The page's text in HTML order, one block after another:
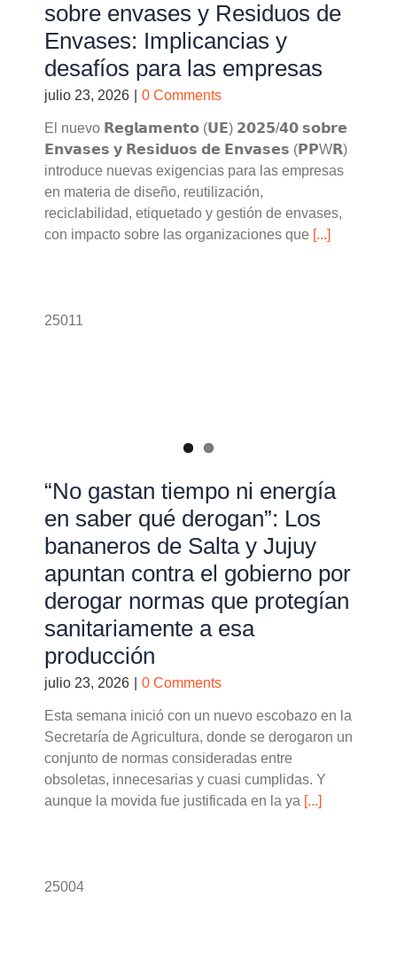
sobre envases y Residuos de
Envases: Implicancias y
desafíos para las empresas
julio 23, 2026 0 Comments
El nuevo 𝗥𝗲𝗴𝗹𝗮𝗺𝗲𝗻𝘁𝗼 (𝗨𝗘) 𝟮𝟬𝟮𝟱/𝟰𝟬 𝘀𝗼𝗯𝗿𝗲
𝗘𝗻𝘃𝗮𝘀𝗲𝘀 𝘆 𝗥𝗲𝘀𝗶𝗱𝘂𝗼𝘀 𝗱𝗲 𝗘𝗻𝘃𝗮𝘀𝗲𝘀 (𝗣𝗣W𝗥)
introduce nuevas exigencias para las empresas
en materia de diseño, reutilización,
reciclabilidad, etiquetado y gestión de envases,
con impacto sobre las organizaciones que [...]
25011
“No gastan tiempo ni energía
en saber qué derogan”: Los
bananeros de Salta y Jujuy
apuntan contra el gobierno por
derogar normas que protegían
sanitariamente a esa
producción
julio 23, 2026 0 Comments
Esta semana inició con un nuevo escobazo en la
Secretaría de Agricultura, donde se derogaron un
conjunto de normas consideradas entre
obsoletas, innecesarias y cuasi cumplidas. Y
aunque la movida fue justificada en la ya [...]
25004